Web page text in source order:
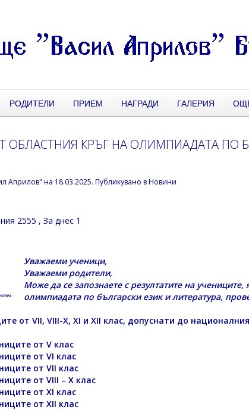
РОДИТЕЛИ ПРИЕМ НАГРАДИ ГАЛЕРИЯ
ОБЛАСТНИЯ КРЪГ НА ОЛИМПИАДАТА ПО
Априлов" на 18.03.2025. Публикувано вНовини
2555 , За днес 1
Уважаеми ученици,
Уважаеми родители,
Може да се запознаете с резултатите на
олимпиадата по български език и литература,
от VII, VIII-X, XI и XII клас, допуснати до
от V клас
от VI клас
от VII клас
от VIII – X клас
от XI клас
от XII клас